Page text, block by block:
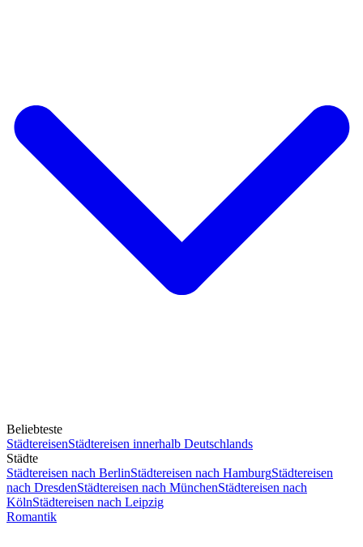
Beliebteste
StädtereisenStädtereisen innerhalb Deutschlands
Städte
Städtereisen nach BerlinStädtereisen nach HamburgStädtereisen
nach DresdenStädtereisen nach MünchenStädtereisen nach
KölnStädtereisen nach Leipzig
Romantik